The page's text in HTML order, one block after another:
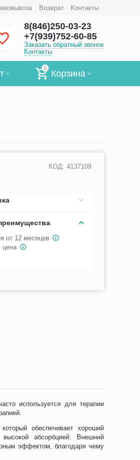
Возврат Контакты
8(846)250-03-23
+7(939)752-60-85
Заказать обратный звонок
Контакты
0
Корзина
КОД: 4137109
от 12 месяцев
используется для терапии
обеспечивает хороший
абсорбцией. Внешний
эффектом, благодаря чему